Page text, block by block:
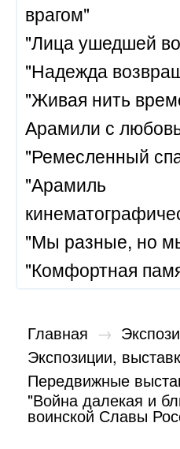
врагом"
"Лица ушедшей
"Надежда
"Живая нить
Арамили с
"Ремесленный
"Арамиль
"Мы разные, но
"Комфортная
Главная →
Экспозиции,
Передвижные
"Война далекая и
воинской Славы